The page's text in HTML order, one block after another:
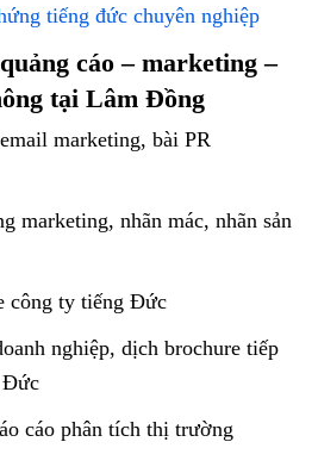
tiếng đức chuyên nghiệp
cáo – marketing –
tại Lâm Đồng
marketing, bài PR
marketing, nhãn mác, nhãn sản
công ty tiếng Đức
nghiệp, dịch brochure tiếp
Đức
cáo phân tích thị trường